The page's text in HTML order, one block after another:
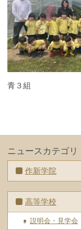
青３組
ニュースカテゴリ
作新学院
高等学校
説明会・見学会